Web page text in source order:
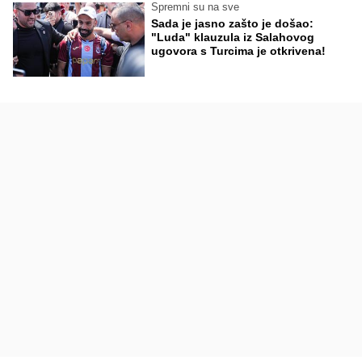
Spremni su na sve
Sada je jasno zašto je došao:
"Luda" klauzula iz Salahovog
ugovora s Turcima je otkrivena!